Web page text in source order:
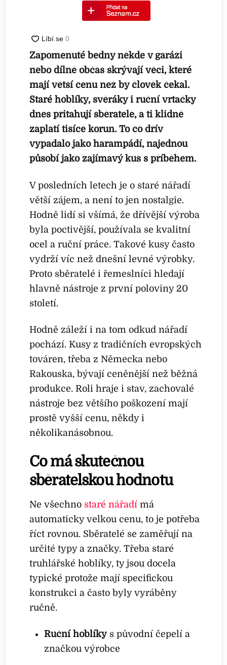
Zapomenuté bedny někde v garáži
nebo dílně občas skrývají věci, které
mají větší cenu než by člověk čekal.
Staré hoblíky, svěráky i ruční vrtačky
dnes přitahují sběratele, a ti klidně
zaplatí tisíce korun. To co dřív
vypadalo jako harampádí, najednou
působí jako zajímavý kus s příběhem.
V posledních letech je o staré nářadí
větší zájem, a není to jen nostalgie.
Hodně lidí si všímá, že dřívější výroba
byla poctivější, používala se kvalitní
ocel a ruční práce. Takové kusy často
vydrží víc než dnešní levné výrobky.
Proto sběratelé i řemeslníci hledají
hlavně nástroje z první poloviny 20
století.
Hodně záleží i na tom odkud nářadí
pochází. Kusy z tradičních evropských
továren, třeba z Německa nebo
Rakouska, bývají ceněnější než běžná
produkce. Roli hraje i stav, zachovalé
nástroje bez většího poškození mají
prostě vyšší cenu, někdy i
několikanásobnou.
Co má skutečnou
sběratelskou hodnotu
Ne všechnostaré nářadí má
automaticky velkou cenu, to je potřeba
říct rovnou. Sběratelé se zaměřují na
určité typy a značky. Třeba staré
truhlářské hoblíky, ty jsou docela
typické protože mají specifickou
konstrukci a často byly vyráběny
ručně.
Ruční hoblíkys původní čepelí a
značkou výrobce